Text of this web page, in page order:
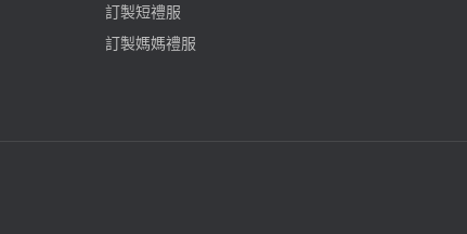
訂製短禮服
訂製媽媽禮服